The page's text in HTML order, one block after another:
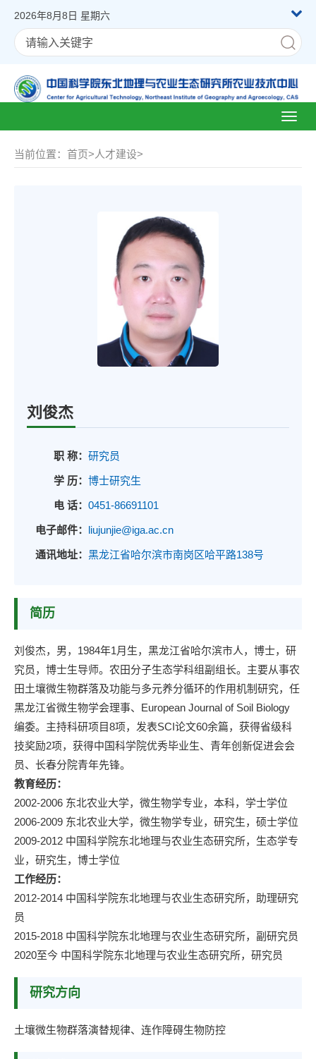
2026年8月8日 星期六
当前位置： 首页> 人才建设>
刘俊杰
职 称： 研究员
学 历： 博士研究生
电 话： 0451-86691101
电子邮件： liujunjie@iga.ac.cn
通讯地址： 黑龙江省哈尔滨市南岗区哈平路138号
简历
刘俊杰，男，1984年1月生，黑龙江省哈尔滨市人，博士，研
究员，博士生导师。农田分子生态学科组副组长。主要从事农
田土壤微生物群落及功能与多元养分循环的作用机制研究，任
黑龙江省微生物学会理事、European Journal of Soil Biology
编委。主持科研项目8项，发表SCI论文60余篇，获得省级科
技奖励2项，获得中国科学院优秀毕业生、青年创新促进会会
员、长春分院青年先锋。
教育经历：
2002-2006 东北农业大学，微生物学专业，本科，学士学位
2006-2009 东北农业大学，微生物学专业，研究生，硕士学位
2009-2012 中国科学院东北地理与农业生态研究所，生态学专
业，研究生，博士学位
工作经历：
2012-2014 中国科学院东北地理与农业生态研究所，助理研究
员
2015-2018 中国科学院东北地理与农业生态研究所，副研究员
2020至今 中国科学院东北地理与农业生态研究所，研究员
研究方向
土壤微生物群落演替规律、连作障碍生物防控